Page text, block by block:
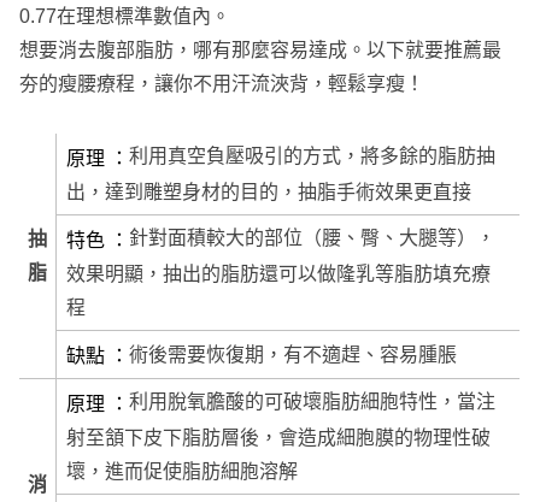
0.77在理想標準數值內。
想要消去腹部脂肪，哪有那麼容易達成。以下就要推薦最
夯的瘦腰療程，讓你不用汗流浹背，輕鬆享瘦！
抽
脂
原理
利用真空負壓吸引的方式，將多餘的脂肪抽
出，達到雕塑身材的目的，抽脂手術效果更直接
特色
針對面積較大的部位（腰、臀、大腿等），
效果明顯，抽出的脂肪還可以做隆乳等脂肪填充療
程
缺點 術後需要恢復期，有不適趕、容易腫脹
消
原理
利用脫氧膽酸的可破壞脂肪細胞特性，當注
射至頷下皮下脂肪層後，會造成細胞膜的物理性破
壞，進而促使脂肪細胞溶解